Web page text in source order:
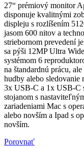
27“ prémiový monitor
disponuje kvalitnými
displeju s rozlíšením
jasom 600 nitov a
striebornom prevedení
sa pýši 12MP Ultra
systémom 6
na štandardnú prácu,
hudby alebo
3x USB-C a 1x USB-C
stojanom s
zariadeniami Mac s
alebo novším a Ipad s
novším.
Porovnať